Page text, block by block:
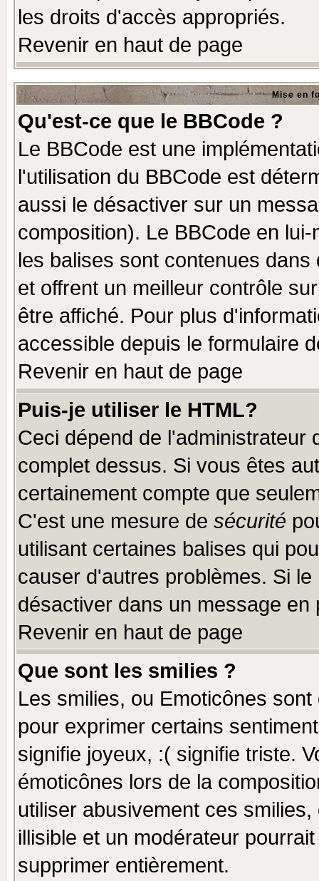
les droits d'accès appropriés.
Revenir en haut de page
Mise en
Qu'est-ce que le BBCode ?
Le BBCode est une
l'utilisation du BBCode est
aussi le désactiver sur un
composition). Le BBCode en
les balises sont contenues
et offrent un meilleur contrôle
être affiché. Pour plus
accessible depuis le formulaire
Revenir en haut de page
Puis-je utiliser le HTML?
Ceci dépend de l'administrateur
complet dessus. Si vous êtes
certainement compte que
C'est une mesure de sécurité
utilisant certaines balises qui
causer d'autres problèmes. Si
désactiver dans un message
Revenir en haut de page
Que sont les smilies ?
Les smilies, ou Emoticônes
pour exprimer certains
signifie joyeux, :( signifie triste.
émoticônes lors de la
utiliser abusivement ces
illisible et un modérateur
supprimer entièrement.